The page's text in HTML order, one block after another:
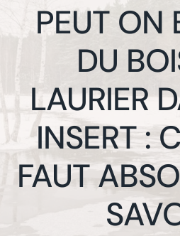
PEUT ON
DU
LAURIER
INSERT :
FAUT